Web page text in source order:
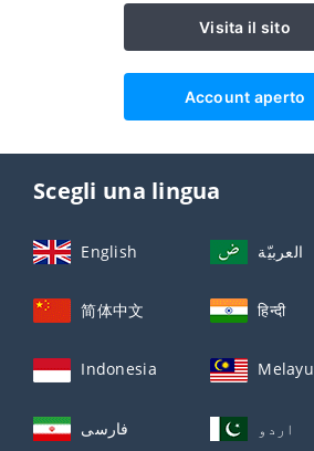
Visita il sito
Account aperto
Scegli una lingua
English العربيّة
简体中文 हिन्दी
Indonesia Melayu
فارسی اردو